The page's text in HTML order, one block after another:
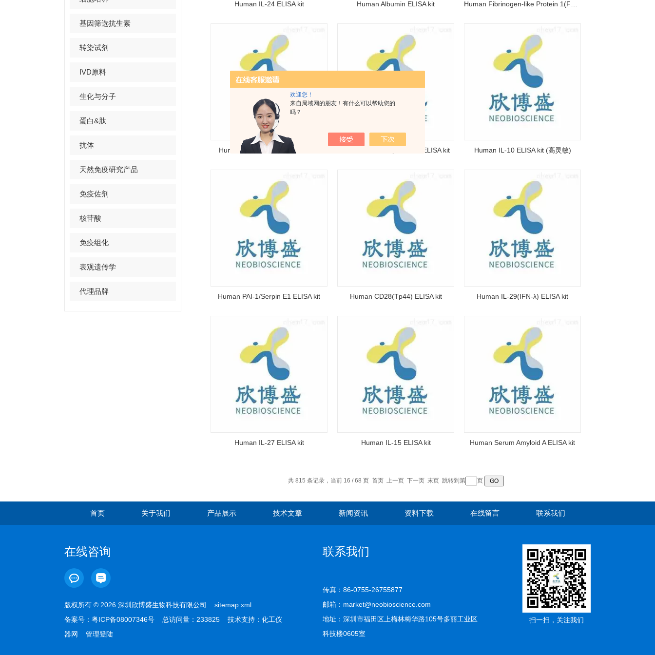
欢迎您！
来自局域网的朋友！有什么可以帮助您的
吗？
基因筛选抗生素
转染试剂
IVD原料
生化与分子
蛋白&肽
抗体
天然免疫研究产品
免疫佐剂
核苷酸
免疫组化
表观遗传学
代理品牌
Human IL-24 ELISA kit Human Albumin ELISA kit
Human CTLA-4/CD152 ELISA kit Human NGAL/Lipocalin-2 ELISA kit Human IL-10 ELISA kit (高灵敏)
Human PAI-1/Serpin E1 ELISA kit Human CD28(Tp44) ELISA kit Human IL-29(IFN-λ) ELISA kit
Human IL-27 ELISA kit Human IL-15 ELISA kit Human Serum Amyloid A ELISA kit
共 815 条记录，当前 16 / 68 页 首页 上一页 下一页 末页跳转到第 页
首页 关于我们 产品展示 技术文章 新闻资讯 资料下载 在线留言 联系我们
在线咨询
版权所有 © 2026 深圳欣博盛生物科技有限公司 sitemap.xml
备案号： 粤ICP备08007346号 总访问量：233825 技术支持： 化工仪
器网
管理登陆
联系我们
传真：86-0755-26755877
邮箱：market@neobioscience.com
地址：深圳市福田区上梅林梅华路105号多丽工业区
科技楼0605室
扫一扫，关注我们